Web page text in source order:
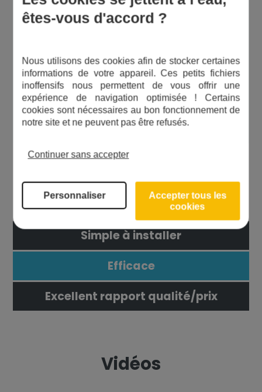
fonction. Ce ne sont pas de
simples "mousseurs". La
fabriquant est entièrement
dédiée à l'économie d'eau.
Pensez à bien détartrer la bague
avant et à récupérer le joint.
Les avantages du produit
Simple à installer
Efficace
Excellent rapport qualité/prix
Vidéos
êtes-vous d'accord ?
Nous utilisons des cookies afin de stocker certaines
informations de votre appareil. Ces petits fichiers
inoffensifs nous permettent de vous offrir une
expérience de navigation optimisée ! Certains
cookies sont nécessaires au bon fonctionnement de
notre site et ne peuvent pas être refusés.
Continuer sans accepter
Personnaliser
Accepter tous les
cookies